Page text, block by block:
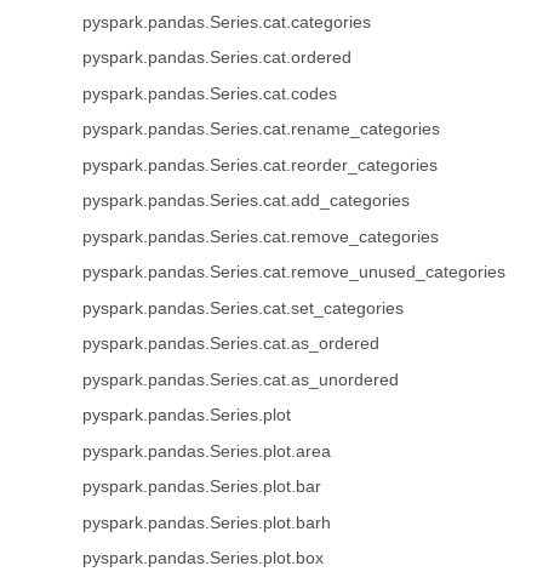
pyspark.pandas.Series.cat.categories
pyspark.pandas.Series.cat.ordered
pyspark.pandas.Series.cat.codes
pyspark.pandas.Series.cat.rename_categories
pyspark.pandas.Series.cat.reorder_categories
pyspark.pandas.Series.cat.add_categories
pyspark.pandas.Series.cat.remove_categories
pyspark.pandas.Series.cat.remove_unused_categories
pyspark.pandas.Series.cat.set_categories
pyspark.pandas.Series.cat.as_ordered
pyspark.pandas.Series.cat.as_unordered
pyspark.pandas.Series.plot
pyspark.pandas.Series.plot.area
pyspark.pandas.Series.plot.bar
pyspark.pandas.Series.plot.barh
pyspark.pandas.Series.plot.box